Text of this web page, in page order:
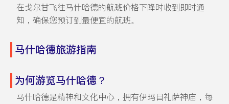
在戈尔甘飞往马什哈德的航班价格下降时收到即时通
知，确保您预订到最便宜的航班。
马什哈德旅游指南
为何游览马什哈德？
马什哈德是精神和文化中心，拥有伊玛目礼萨神庙，每